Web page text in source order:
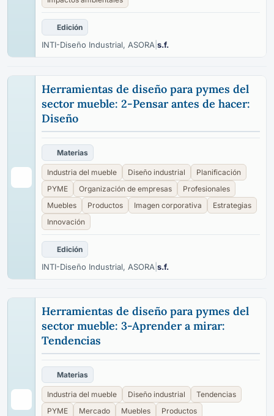
Edición
INTI-Diseño Industrial, ASORA s.f.
Herramientas de diseño para pymes del
sector mueble: 2-Pensar antes de hacer:
Diseño
Materias
Industria del mueble Diseño industrial
Planificación
PYME
Organización de empresas
Profesionales
Muebles
Productos Imagen corporativa
Estrategias
Innovación
Edición
INTI-Diseño Industrial, ASORA s.f.
Herramientas de diseño para pymes del
sector mueble: 3-Aprender a mirar:
Tendencias
Materias
Industria del mueble Diseño industrial
Tendencias
PYME
Mercado Muebles
Productos